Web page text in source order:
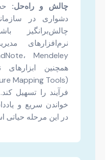
چالش و راه‌حل:
دشواری در
چالش‌برانگیز
نرم‌افزارهای
همچنین ابزارهای
فرآیند را تسهیل
خواندن سریع و
در این مرحله حیاتی